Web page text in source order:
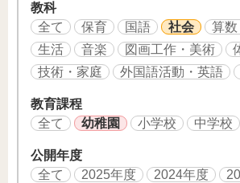
教科
全て
保育 国語 社会 算数
生活
音楽 図画工作・美術
技術・家庭
外国語活動・英語
教育課程
全て
幼稚園 小学校 中学校
公開年度
全て
2025年度 2024年度